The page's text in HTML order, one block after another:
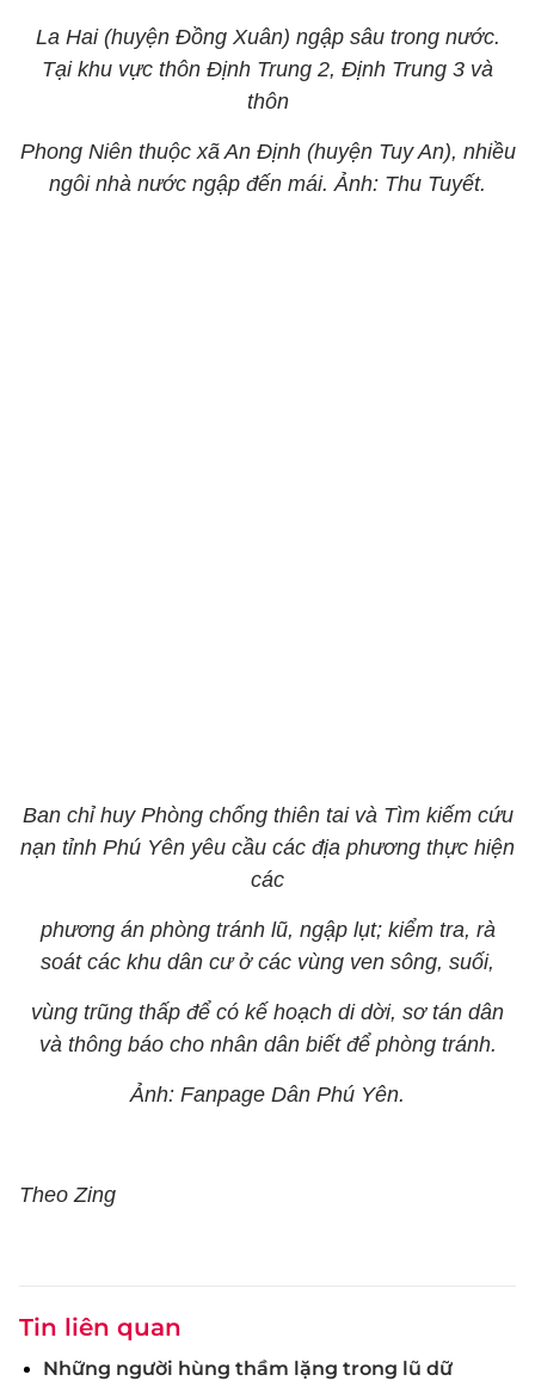
La Hai (huyện Đồng Xuân) ngập sâu trong nước.
Tại khu vực thôn Định Trung 2, Định Trung 3 và
thôn
Phong Niên thuộc xã An Định (huyện Tuy An), nhiều
ngôi nhà nước ngập đến mái. Ảnh: Thu Tuyết.
Ban chỉ huy Phòng chống thiên tai và Tìm kiếm cứu
nạn tỉnh Phú Yên yêu cầu các địa phương thực hiện
các
phương án phòng tránh lũ, ngập lụt; kiểm tra, rà
soát các khu dân cư ở các vùng ven sông, suối,
vùng trũng thấp để có kế hoạch di dời, sơ tán dân
và thông báo cho nhân dân biết để phòng tránh.
Ảnh: Fanpage Dân Phú Yên.
Theo Zing
Tin liên quan
Những người hùng thầm lặng trong lũ dữ